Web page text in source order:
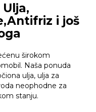
i još
širokom
Naša ponuda
ulja, ulja za
neophodne za
stanju.